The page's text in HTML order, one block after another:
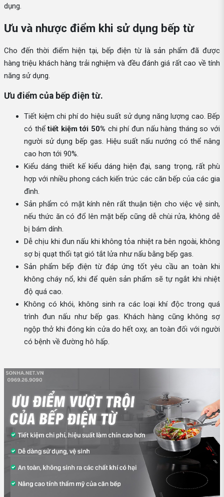
dụng.
Ưu và nhược điểm khi sử dụng bếp từ
Cho đến thời điểm hiện tại, bếp điện từ là sản phẩm đã được
hàng triệu khách hàng trải nghiệm và đều đánh giá rất cao về tính
năng sử dụng.
Ưu điểm của bếp điện từ.
Tiết kiệm chi phí do hiệu suất sử dụng năng lượng cao. Bếp
có thểtiết kiệm tới 50% chi phí đun nấu hàng tháng so với
người sử dụng bếp gas. Hiệu suất nấu nướng có thể nâng
cao hơn tới 90%.
Kiểu dáng thiết kế kiểu dáng hiện đại, sang trọng, rất phù
hợp với nhiều phong cách kiến trúc các căn bếp của các gia
đình.
Sản phẩm có mặt kính nên rất thuận tiện cho việc vệ sinh,
nếu thức ăn có đổ lên mặt bếp cũng dễ chùi rửa, không dễ
bị bám dính.
Dễ chịu khi đun nấu khi không tỏa nhiệt ra bên ngoài, không
sợ bị quạt thổi tạt gió tắt lửa như nấu bằng bếp gas.
Sản phẩm bếp điện từ đáp ứng tốt yêu cầu an toàn khi
không cháy nổ, khi để quên sản phẩm sẽ tự ngắt khi nhiệt
độ quá cao.
Không có khói, không sinh ra các loại khí độc trong quá
trình đun nấu như bếp gas. Khách hàng cũng không sợ
ngộp thở khi đóng kín cửa do hết oxy, an toàn đối với người
có bệnh về đường hô hấp.